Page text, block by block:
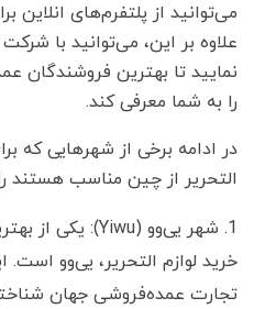
می‌توانید از پلتفرم‌های انلاین
نمایید تا بهترین فروشندگان
را به شما معرفی کند.
در ادامه برخی از شهرهایی که
التحریر از چین مناسب هستند
شهر یی‌وو (Yiwu): یکی از
خرید لوازم التحریر، یی‌وو است.
تجارت عمده‌فروشی جهان